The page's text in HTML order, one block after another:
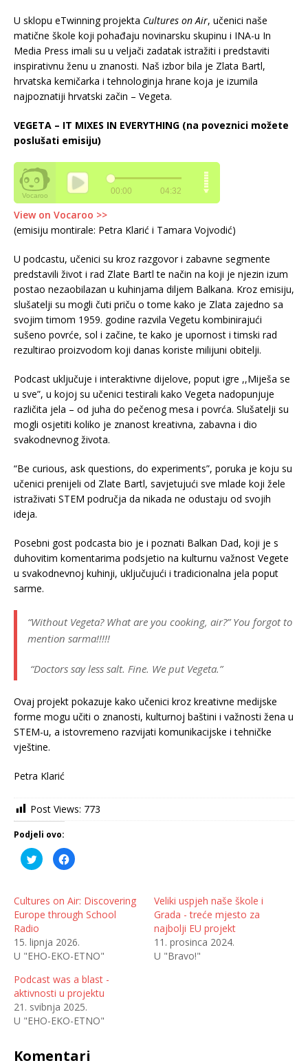
U sklopu eTwinning projekta Cultures on Air, učenici naše
matične škole koji pohađaju novinarsku skupinu i INA-u In
Media Press imali su u veljači zadatak istražiti i predstaviti
inspirativnu ženu u znanosti. Naš izbor bila je Zlata Bartl,
hrvatska kemičarka i tehnologinja hrane koja je izumila
najpoznatiji hrvatski začin – Vegeta.
VEGETA – IT MIXES IN EVERYTHING (na poveznici možete
poslušati emisiju)
View on Vocaroo >>
(emisiju montirale: Petra Klarić i Tamara Vojvodić)
U podcastu, učenici su kroz razgovor i zabavne segmente
predstavili život i rad Zlate Bartl te način na koji je njezin izum
postao nezaobilazan u kuhinjama diljem Balkana. Kroz emisiju,
slušatelji su mogli čuti priču o tome kako je Zlata zajedno sa
svojim timom 1959. godine razvila Vegetu kombinirajući
sušeno povrće, sol i začine, te kako je upornost i timski rad
rezultirao proizvodom koji danas koriste milijuni obitelji.
Podcast uključuje i interaktivne dijelove, poput igre ,,Miješa se
u sve”, u kojoj su učenici testirali kako Vegeta nadopunjuje
različita jela – od juha do pečenog mesa i povrća. Slušatelji su
mogli osjetiti koliko je znanost kreativna, zabavna i dio
svakodnevnog života.
“Be curious, ask questions, do experiments”, poruka je koju su
učenici prenijeli od Zlate Bartl, savjetujući sve mlade koji žele
istraživati STEM područja da nikada ne odustaju od svojih
ideja.
Posebni gost podcasta bio je i poznati Balkan Dad, koji je s
duhovitim komentarima podsjetio na kulturnu važnost Vegete
u svakodnevnoj kuhinji, uključujući i tradicionalna jela poput
sarme.
“Without Vegeta? What are you cooking, air?” You forgot to
mention sarma!!!!!
“Doctors say less salt. Fine. We put Vegeta.”
Ovaj projekt pokazuje kako učenici kroz kreativne medijske
forme mogu učiti o znanosti, kulturnoj baštini i važnosti žena u
STEM-u, a istovremeno razvijati komunikacijske i tehničke
vještine.
Petra Klarić
Post Views: 773
Podjeli ovo:
P
o
e
i
a
T
w
i
e
r
u
(
O
t
a
K
l
m
p
o
d
j
e
l
e
n
a
F
a
c
o
Cultures on Air: Discovering
Europe through School
Radio
15. lipnja 2026.
U "EHO-EKO-ETNO"
Veliki uspjeh naše škole i
Grada - treće mjesto za
najbolji EU projekt
11. prosinca 2024.
U "Bravo!"
Podcast was a blast -
aktivnosti u projektu
21. svibnja 2025.
U "EHO-EKO-ETNO"
Komentari